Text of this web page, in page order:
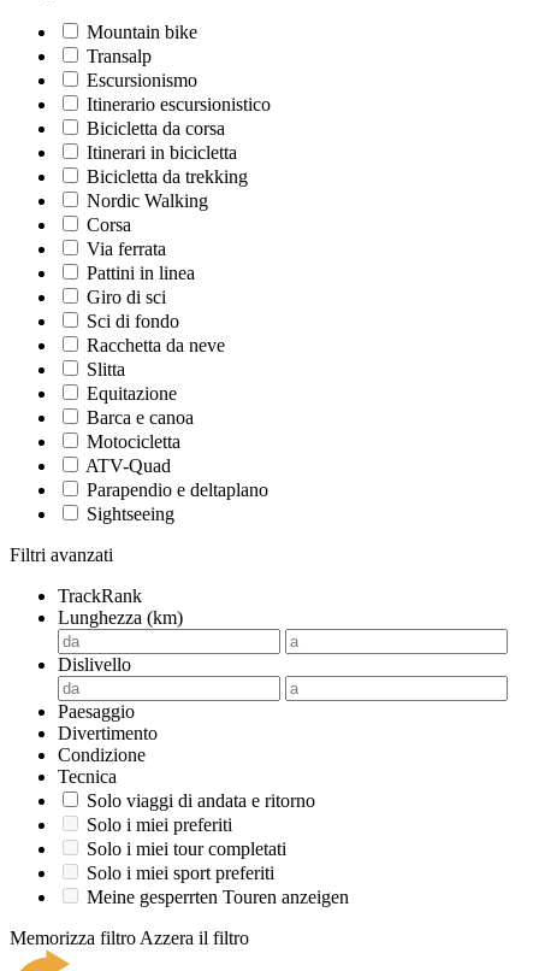
Mountain bike
Transalp
Escursionismo
Itinerario escursionistico
Bicicletta da corsa
Itinerari in bicicletta
Bicicletta da trekking
Nordic Walking
Corsa
Via ferrata
Pattini in linea
Giro di sci
Sci di fondo
Racchetta da neve
Slitta
Equitazione
Barca e canoa
Motocicletta
ATV-Quad
Parapendio e deltaplano
Sightseeing
Filtri avanzati
TrackRank
Lunghezza (km)
Dislivello
Paesaggio
Divertimento
Condizione
Tecnica
Solo viaggi di andata e ritorno
Solo i miei preferiti
Solo i miei tour completati
Solo i miei sport preferiti
Meine gesperrten Touren anzeigen
Memorizza filtro Azzera il filtro